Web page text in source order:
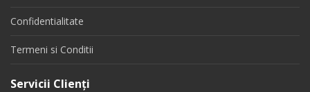
Confidentialitate
Termeni si Conditii
Servicii Clienţi